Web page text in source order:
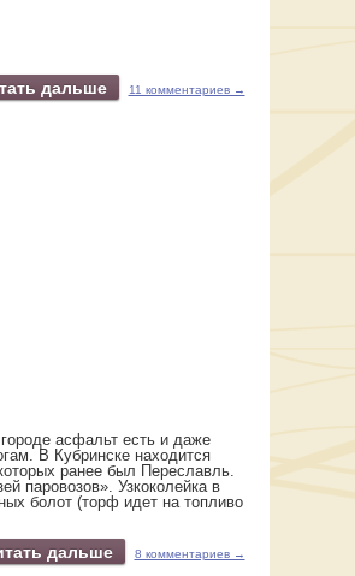
дальше 11 комментариев →
асфальт есть и даже
В Кубринске находится
ранее был Переславль.
паровозов». Узкоколейка в
болот (торф идет на топливо
дальше 8 комментариев →